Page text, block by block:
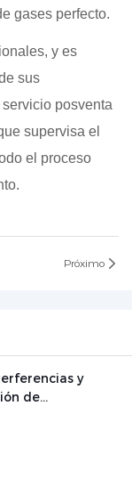
gases perfecto.
y es
sus
posventa
supervisa el
el proceso
Próximo
y
de